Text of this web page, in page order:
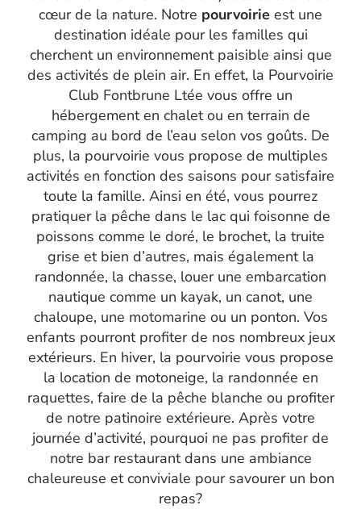
cœur de la nature. Notre pourvoirie est une
destination idéale pour les familles qui
cherchent un environnement paisible ainsi que
des activités de plein air. En effet, la Pourvoirie
Club Fontbrune Ltée vous offre un
hébergement en chalet ou en terrain de
camping au bord de l’eau selon vos goûts. De
plus, la pourvoirie vous propose de multiples
activités en fonction des saisons pour satisfaire
toute la famille. Ainsi en été, vous pourrez
pratiquer la pêche dans le lac qui foisonne de
poissons comme le doré, le brochet, la truite
grise et bien d’autres, mais également la
randonnée, la chasse, louer une embarcation
nautique comme un kayak, un canot, une
chaloupe, une motomarine ou un ponton. Vos
enfants pourront profiter de nos nombreux jeux
extérieurs. En hiver, la pourvoirie vous propose
la location de motoneige, la randonnée en
raquettes, faire de la pêche blanche ou profiter
de notre patinoire extérieure. Après votre
journée d’activité, pourquoi ne pas profiter de
notre bar restaurant dans une ambiance
chaleureuse et conviviale pour savourer un bon
repas?